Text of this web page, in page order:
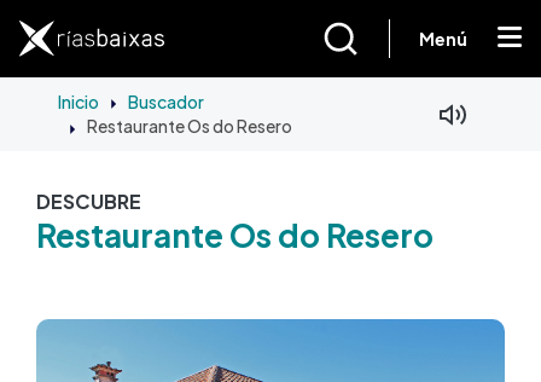
Menú
Inicio Buscador
Restaurante Os do Resero
DESCUBRE
Restaurante Os do Resero
Imagen